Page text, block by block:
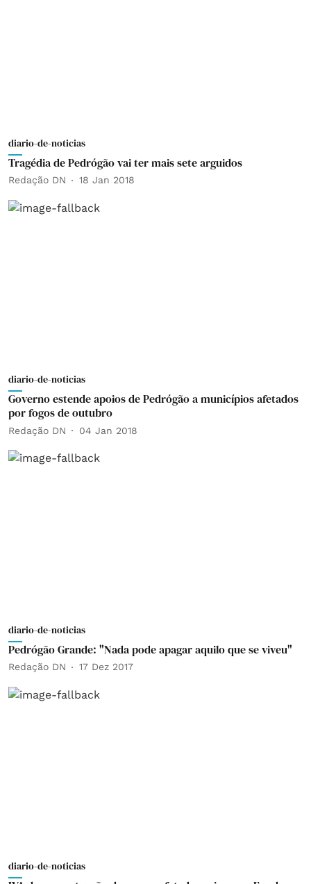
diario-de-noticias
Tragédia de Pedrógão vai ter mais sete arguidos
Redação DN 18 Jan 2018
diario-de-noticias
Governo estende apoios de Pedrógão a municípios afetados
por fogos de outubro
Redação DN 04 Jan 2018
diario-de-noticias
Pedrógão Grande: "Nada pode apagar aquilo que se viveu"
Redação DN 17 Dez 2017
diario-de-noticias